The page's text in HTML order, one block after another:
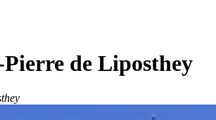
de Liposthey